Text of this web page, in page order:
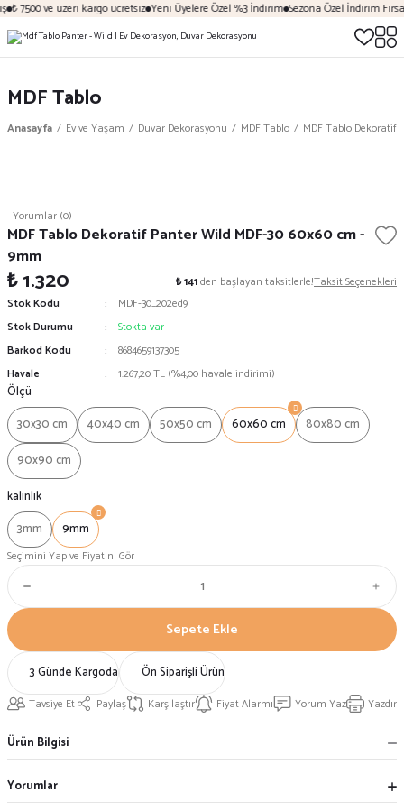
₺ 7500 ve üzeri kargo ücretsiz Yeni Üyelere Özel %3 İndirim Sezona Özel İndirim
MDF Tablo
Anasayfa Ev ve Yaşam Duvar Dekorasyonu MDF Tablo MDF Tablo Dekoratif
Yorumlar (0)
MDF Tablo Dekoratif Panter Wild MDF-30 60x60 cm -
9mm
₺ 1.320 ₺ 141den başlayan taksitlerle!Taksit Seçenekleri
Stok Kodu
MDF-30_202ed9
Stok Durumu
Stokta var
Barkod Kodu
8684659137305
Havale
1.267,20 TL (%4,00 havale indirimi)
Ölçü
30x30 cm
40x40 cm 50x50 cm 60x60 cm
80x80 cm
90x90 cm
kalınlık
3mm
9mm
Seçimini Yap ve Fiyatını Gör
Sepete Ekle
3 Günde Kargoda Ön Siparişli Ürün
Tavsiye Et Paylaş Karşılaştır Fiyat Alarmı Yorum Yaz Yazdır
Ürün Bilgisi
Yorumlar